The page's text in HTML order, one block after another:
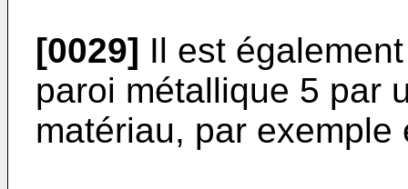
[0029] Il est
paroi métallique 5 par
matériau, par